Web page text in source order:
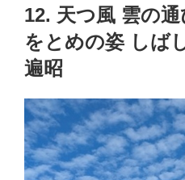
稿
日:
12. 天つ風 雲の
をとめの姿 しば
遍昭